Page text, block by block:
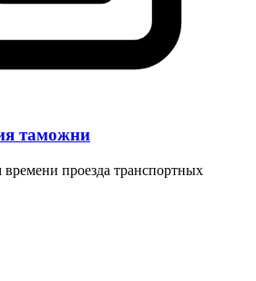
таможни
проезда транспортных